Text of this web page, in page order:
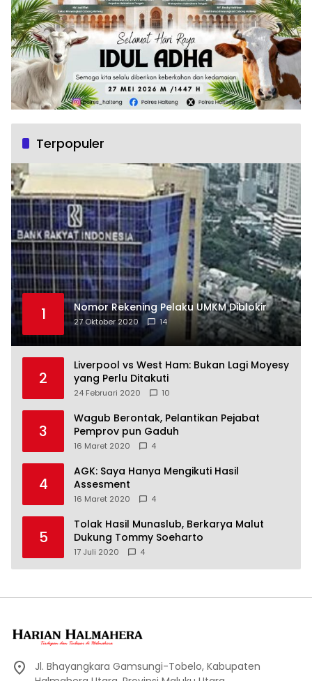
Terpopuler
1 Nomor Rekening Pelaku UMKM Diblokir
27 Oktober 2020 14
2
Liverpool vs West Ham: Bukan Lagi Moyesy
yang Perlu Ditakuti
24 Februari 2020 10
3
Wagub Berontak, Pelantikan Pejabat
Pemprov pun Gaduh
16 Maret 2020 4
4
AGK: Saya Hanya Mengikuti Hasil
Assesment
16 Maret 2020 4
5
Tolak Hasil Munaslub, Berkarya Malut
Dukung Tommy Soeharto
17 Juli 2020 4
Jl. Bhayangkara Gamsungi-Tobelo, Kabupaten